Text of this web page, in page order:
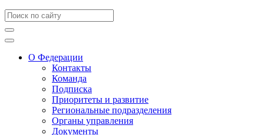
О Федерации
Контакты
Команда
Подписка
Приоритеты и развитие
Региональные подразделения
Органы управления
Документы